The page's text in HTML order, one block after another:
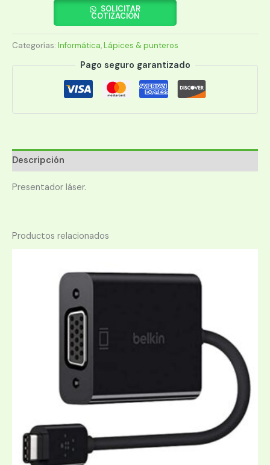
cantidad
SOLICITAR
COTIZACIÓN
Categorías: Informática,Lápices & punteros
Pago seguro garantizado
Descripción
Presentador láser.
Productos relacionados